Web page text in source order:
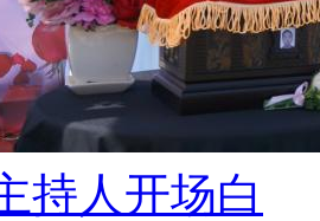
持人开场白